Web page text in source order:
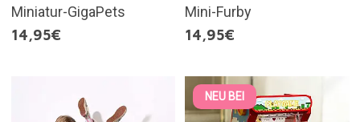
Miniatur-GigaPets
14,95€
Mini-Furby
14,95€
NEU BEI